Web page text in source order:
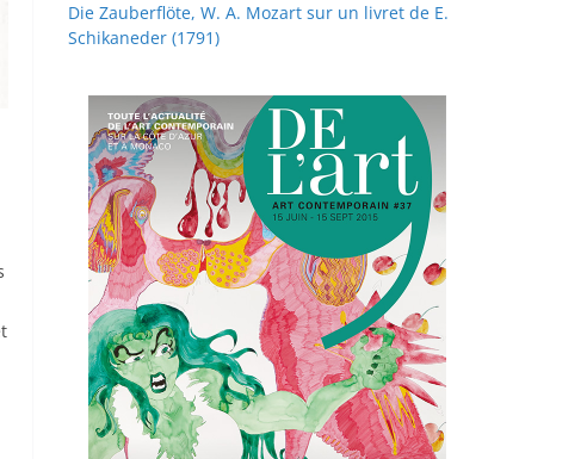
Die Zauberflöte, W. A. Mozart sur un livret de E.
Schikaneder (1791)